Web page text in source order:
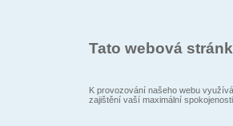
Tato webová
K provozování našeho webu
zajištění vaší maximální